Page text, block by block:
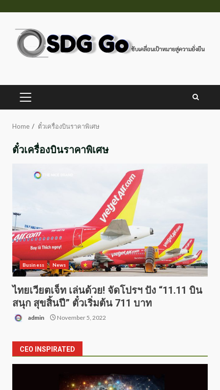
content
PRIMARY
Home ตั๋วเครื่องบินราคาพิเศษ
ตั๋วเครื่องบินราคาพิเศษ
Business News
ไทยเวียตเจ็ท เล่นด้วย! จัดโปรฯ ปัง “11.11 บิน
สนุก สุขสิ้นปี” ตั๋วเริ่มต้น 711 บาท
admin November 5, 2022
CEO INSPIRATED